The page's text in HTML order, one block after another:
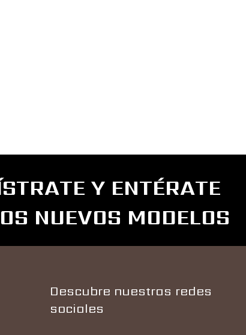
Y ENTÉRATE
NUEVOS MODELOS
Descubre nuestras redes
sociales